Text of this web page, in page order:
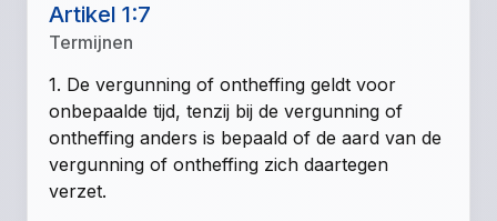
Artikel 1:7
Termijnen
1. De vergunning of ontheffing geldt voor
onbepaalde tijd, tenzij bij de vergunning of
ontheffing anders is bepaald of de aard van de
vergunning of ontheffing zich daartegen
verzet.